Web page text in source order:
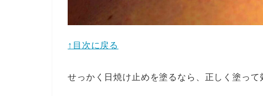
↑目次に戻る
せっかく日焼け止めを塗るなら、正しく塗って